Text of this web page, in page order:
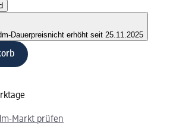
Dauerpreisnicht erhöht seit 25.11.2025
Markt prüfen